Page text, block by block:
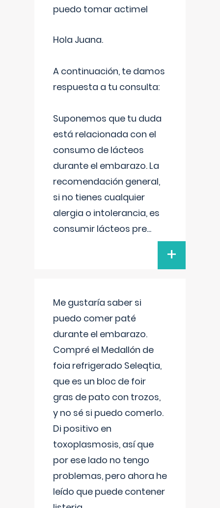
puedo tomar actimel
Hola Juana.
A continuación, te damos
respuesta a tu consulta:
Suponemos que tu duda
está relacionada con el
consumo de lácteos
durante el embarazo. La
recomendación general,
si no tienes cualquier
alergia o intolerancia, es
consumir lácteos pre...
+
Me gustaría saber si
puedo comer paté
durante el embarazo.
Compré el Medallón de
foia refrigerado Seleqtia,
que es un bloc de foir
gras de pato con trozos,
y no sé si puedo comerlo.
Di positivo en
toxoplasmosis, así que
por ese lado no tengo
problemas, pero ahora he
leído que puede contener